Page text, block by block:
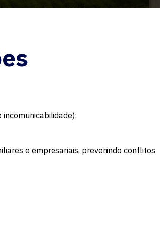
e empresariais, prevenindo conflitos